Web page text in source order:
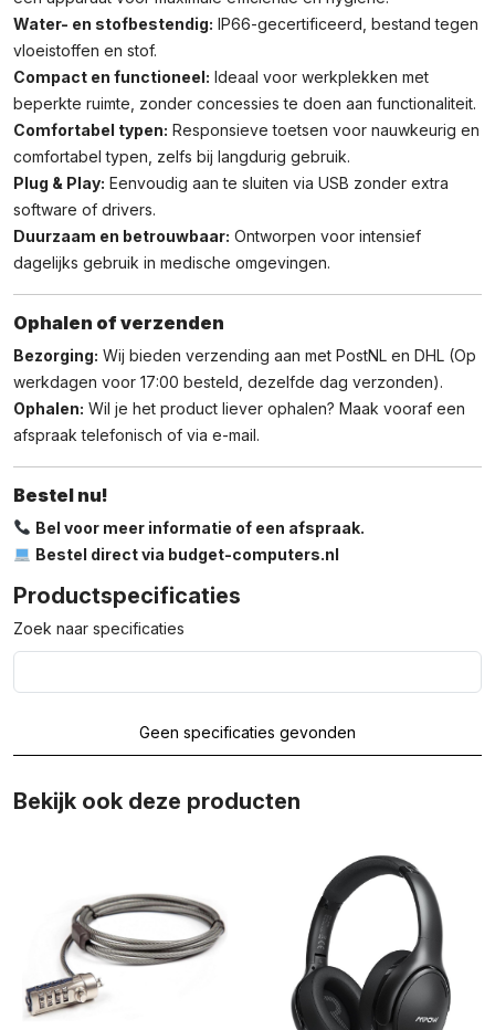
Water- en stofbestendig: IP66-gecertificeerd, bestand tegen
vloeistoffen en stof.
Compact en functioneel: Ideaal voor werkplekken met
beperkte ruimte, zonder concessies te doen aan functionaliteit.
Comfortabel typen: Responsieve toetsen voor nauwkeurig en
comfortabel typen, zelfs bij langdurig gebruik.
Plug & Play: Eenvoudig aan te sluiten via USB zonder extra
software of drivers.
Duurzaam en betrouwbaar: Ontworpen voor intensief
dagelijks gebruik in medische omgevingen.
Ophalen of verzenden
Bezorging: Wij bieden verzending aan met PostNL en DHL (Op
werkdagen voor 17:00 besteld, dezelfde dag verzonden).
Ophalen: Wil je het product liever ophalen? Maak vooraf een
afspraak telefonisch of via e-mail.
Bestel nu!
Bel voor meer informatie of een afspraak.
Bestel direct via budget-computers.nl
Productspecificaties
Zoek naar specificaties
Geen specificaties gevonden
Bekijk ook deze producten